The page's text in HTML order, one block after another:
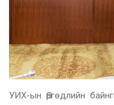
УИХ-ын Өргөдлийн